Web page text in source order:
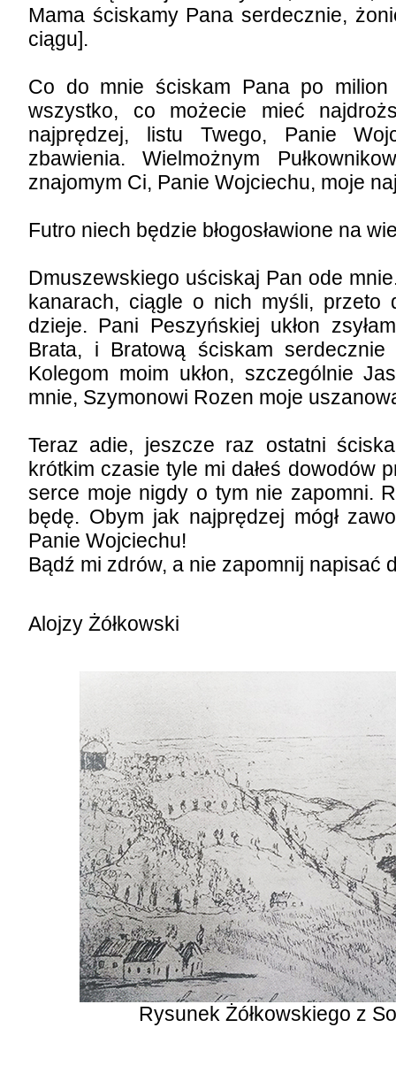
Mama ściskamy Pana serdecznie,
ciągu].
Co do mnie ściskam Pana po
wszystko, co możecie mieć
najprędzej, listu Twego, Panie
zbawienia. Wielmożnym
znajomym Ci, Panie Wojciechu, moje
Futro niech będzie błogosławione na
Dmuszewskiego uściskaj Pan ode
kanarach, ciągle o nich myśli,
dzieje. Pani Peszyńskiej ukłon
Brata, i Bratową ściskam
Kolegom moim ukłon, szczególnie
mnie, Szymonowi Rozen moje
Teraz adie, jeszcze raz ostatni
krótkim czasie tyle mi dałeś dowodów
serce moje nigdy o tym nie zapomni.
będę. Obym jak najprędzej mógł
Panie Wojciechu!
Bądź mi zdrów, a nie zapomnij napisać
Alojzy Żółkowski
Rysunek Żółkowskiego z